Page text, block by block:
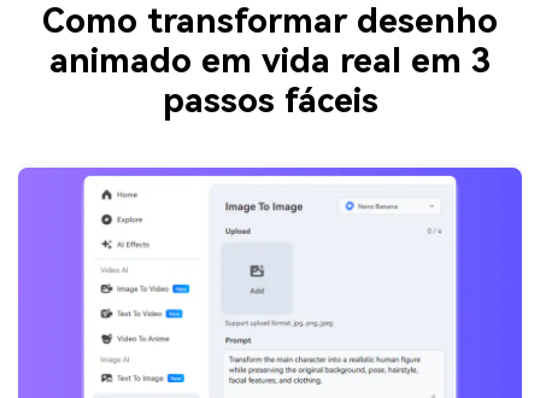
Como transformar desenho
animado em vida real em 3
passos fáceis